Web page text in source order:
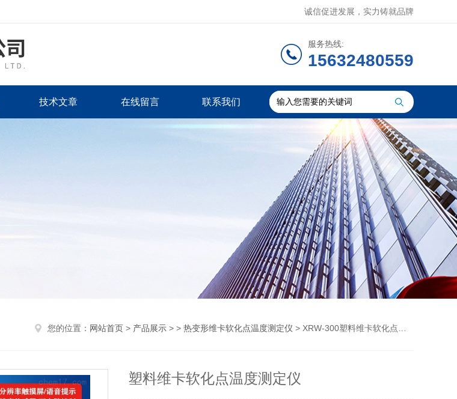
诚信促进发展，实力铸就品牌
服务热线:
15632480559
技术文章 在线留言 联系我们
您的位置： 网站首页 > 产品展示 > > 热变形维卡软化点温度测定仪 > XRW-300塑料维卡软化点温度测定仪
塑料维卡软化点温度测定仪